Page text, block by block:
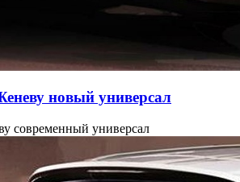
новый универсал
современный универсал